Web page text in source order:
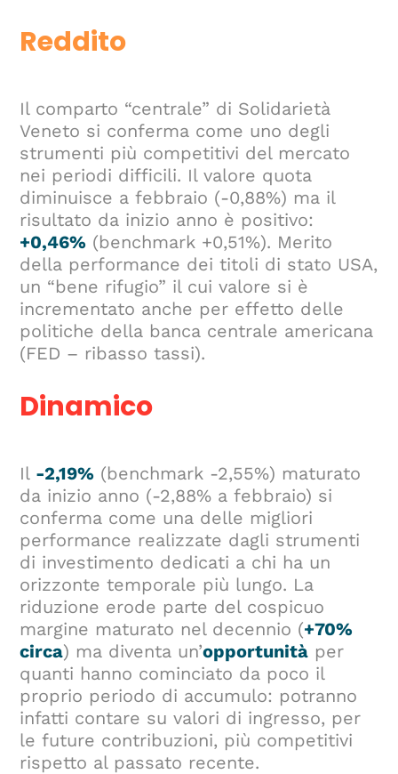
Reddito
Il comparto “centrale” di Solidarietà
Veneto si conferma come uno degli
strumenti più competitivi del mercato
nei periodi difficili. Il valore quota
diminuisce a febbraio (-0,88%) ma il
risultato da inizio anno è positivo:
+0,46% (benchmark +0,51%). Merito
della performance dei titoli di stato USA,
un “bene rifugio” il cui valore si è
incrementato anche per effetto delle
politiche della banca centrale americana
(FED – ribasso tassi).
Dinamico
Il -2,19% (benchmark -2,55%) maturato
da inizio anno (-2,88% a febbraio) si
conferma come una delle migliori
performance realizzate dagli strumenti
di investimento dedicati a chi ha un
orizzonte temporale più lungo. La
riduzione erode parte del cospicuo
margine maturato nel decennio (+70%
circa) ma diventa un’opportunità per
quanti hanno cominciato da poco il
proprio periodo di accumulo: potranno
infatti contare su valori di ingresso, per
le future contribuzioni, più competitivi
rispetto al passato recente.